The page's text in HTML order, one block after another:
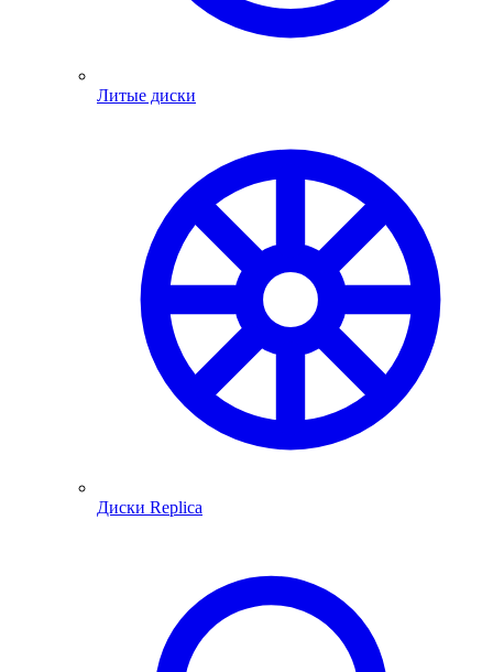
Литые диски
Диски Replica